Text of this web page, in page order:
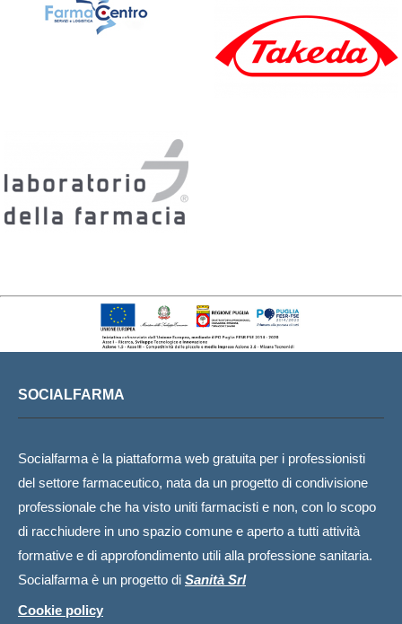
SOCIALFARMA
Socialfarma è la piattaforma web gratuita per i professionisti
del settore farmaceutico, nata da un progetto di condivisione
professionale che ha visto uniti farmacisti e non, con lo scopo
di racchiudere in uno spazio comune e aperto a tutti attività
formative e di approfondimento utili alla professione sanitaria.
Socialfarma è un progetto di Sanità Srl
Cookie policy